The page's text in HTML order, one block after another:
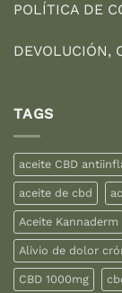
POLÍTICA DE
DEVOLUCIÓN,
TAGS
aceite CBD
aceite de cbd
Aceite Kannaderm
Alivio de dolor
CBD 1000mg